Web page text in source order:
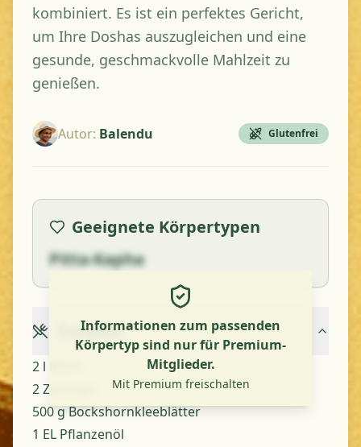
kombiniert. Es ist ein perfektes Gericht,
um Ihre Doshas auszugleichen und eine
gesunde, geschmackvolle Mahlzeit zu
genießen.
Autor: Balendu Glutenfrei
Geeignete Körpertypen
Pitta-Kapha
Informationen zum passenden
Körpertyp sind nur für Premium-
Mitglieder.
Mit Premium freischalten
Zutaten
2 l Milch
2 Zitronen
500 g Bockshornkleeblätter
1 EL Pflanzenöl